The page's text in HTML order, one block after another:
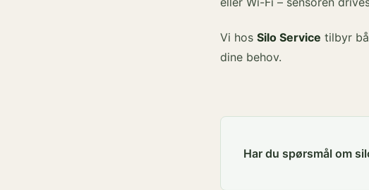
Vi hos Silo Service tilbyr
dine behov.
Har du spørsmål om